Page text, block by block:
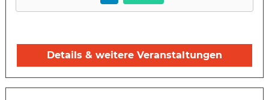
Details & weitere Veranstaltungen